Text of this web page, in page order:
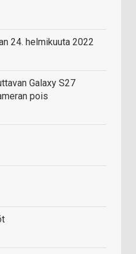
24. helmikuuta 2022
Galaxy S27
pois